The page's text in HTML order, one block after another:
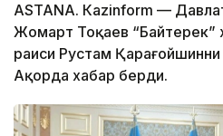
ASTANА. Каzinform —
Жомарт Тоқаев “Байтерек”
раиси Рустам Қарағойшинни
Ақорда хабар берди.